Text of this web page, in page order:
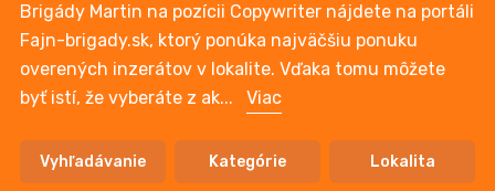
Brigády Martin na pozícii Copywriter nájdete na portáli
Fajn-brigady.sk, ktorý ponúka najväčšiu ponuku
overených inzerátov v lokalite. Vďaka tomu môžete
byť istí, že vyberáte z ak... Viac
Vyhľadávanie Kategórie Lokalita